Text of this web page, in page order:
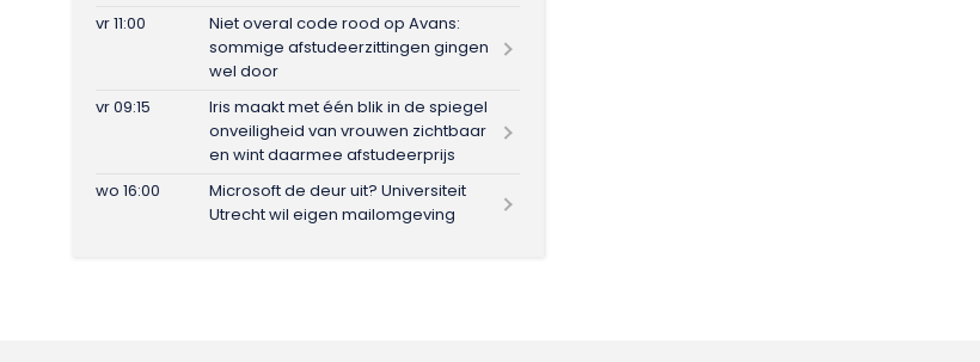
vr 11:00
Niet overal code rood op Avans:
sommige afstudeerzittingen gingen
wel door
vr 09:15
Iris maakt met één blik in de spiegel
onveiligheid van vrouwen zichtbaar
en wint daarmee afstudeerprijs
wo 16:00
Microsoft de deur uit? Universiteit
Utrecht wil eigen mailomgeving